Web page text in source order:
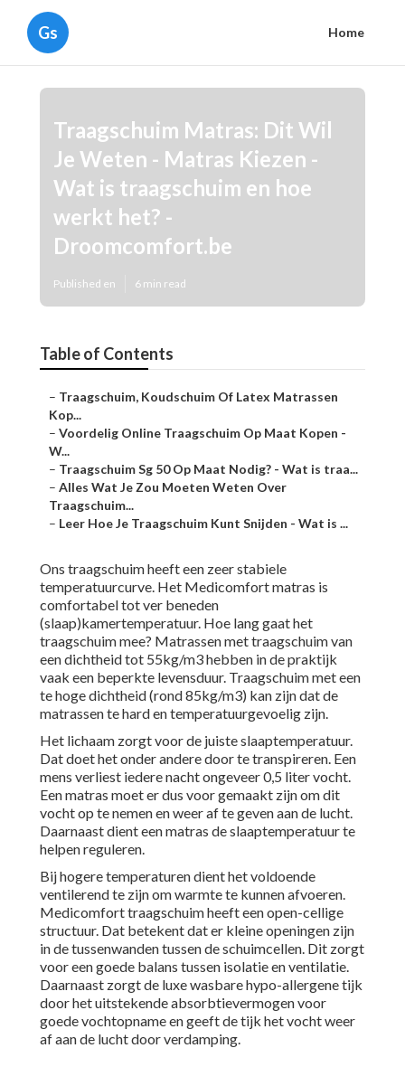
Gs Home
Traagschuim Matras: Dit Wil
Je Weten - Matras Kiezen -
Wat is traagschuim en hoe
werkt het? -
Droomcomfort.be
Published en 6 min read
Table of Contents
– Traagschuim, Koudschuim Of Latex Matrassen
Kop...
– Voordelig Online Traagschuim Op Maat Kopen -
W...
– Traagschuim Sg 50 Op Maat Nodig? - Wat is traa...
– Alles Wat Je Zou Moeten Weten Over
Traagschuim...
– Leer Hoe Je Traagschuim Kunt Snijden - Wat is ...
Ons traagschuim heeft een zeer stabiele
temperatuurcurve. Het Medicomfort matras is
comfortabel tot ver beneden
(slaap)kamertemperatuur. Hoe lang gaat het
traagschuim mee? Matrassen met traagschuim van
een dichtheid tot 55kg/m3 hebben in de praktijk
vaak een beperkte levensduur. Traagschuim met een
te hoge dichtheid (rond 85kg/m3) kan zijn dat de
matrassen te hard en temperatuurgevoelig zijn.
Het lichaam zorgt voor de juiste slaaptemperatuur.
Dat doet het onder andere door te transpireren. Een
mens verliest iedere nacht ongeveer 0,5 liter vocht.
Een matras moet er dus voor gemaakt zijn om dit
vocht op te nemen en weer af te geven aan de lucht.
Daarnaast dient een matras de slaaptemperatuur te
helpen reguleren.
Bij hogere temperaturen dient het voldoende
ventilerend te zijn om warmte te kunnen afvoeren.
Medicomfort traagschuim heeft een open-cellige
structuur. Dat betekent dat er kleine openingen zijn
in de tussenwanden tussen de schuimcellen. Dit zorgt
voor een goede balans tussen isolatie en ventilatie.
Daarnaast zorgt de luxe wasbare hypo-allergene tijk
door het uitstekende absorbtievermogen voor
goede vochtopname en geeft de tijk het vocht weer
af aan de lucht door verdamping.